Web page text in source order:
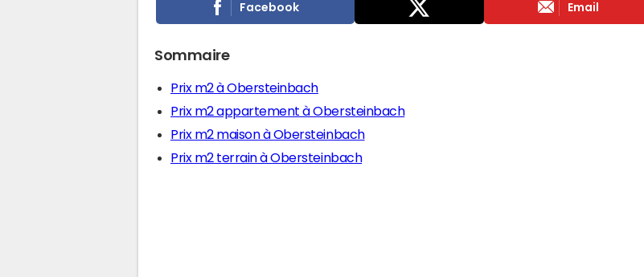
Facebook Email
Sommaire
Prix m2 à Obersteinbach
Prix m2 appartement à Obersteinbach
Prix m2 maison à Obersteinbach
Prix m2 terrain à Obersteinbach